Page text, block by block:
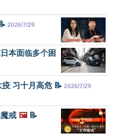
2026/7/29
本面临多个困
习十月高危 📝 2026/7/29
戒 🖼️📝